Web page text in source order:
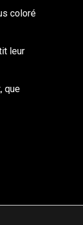
coloré
leur
que